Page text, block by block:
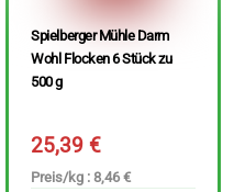
Spielberger Mühle Darm
Wohl Flocken 6 Stück zu
500 g
25,39€
Preis/kg : 8,46 €